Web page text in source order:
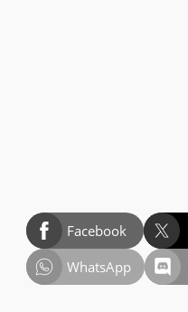
Facebook
WhatsApp